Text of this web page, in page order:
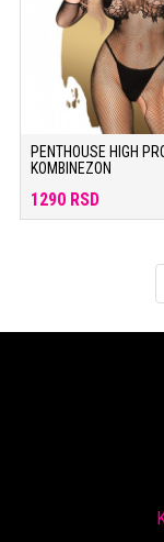
PENTHOUSE HIGH
KOMBINEZON
1290 RSD